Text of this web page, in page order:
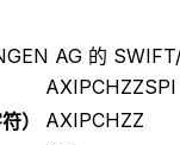
AG 的
AXIPCHZZSPI
）
AXIPCHZZ